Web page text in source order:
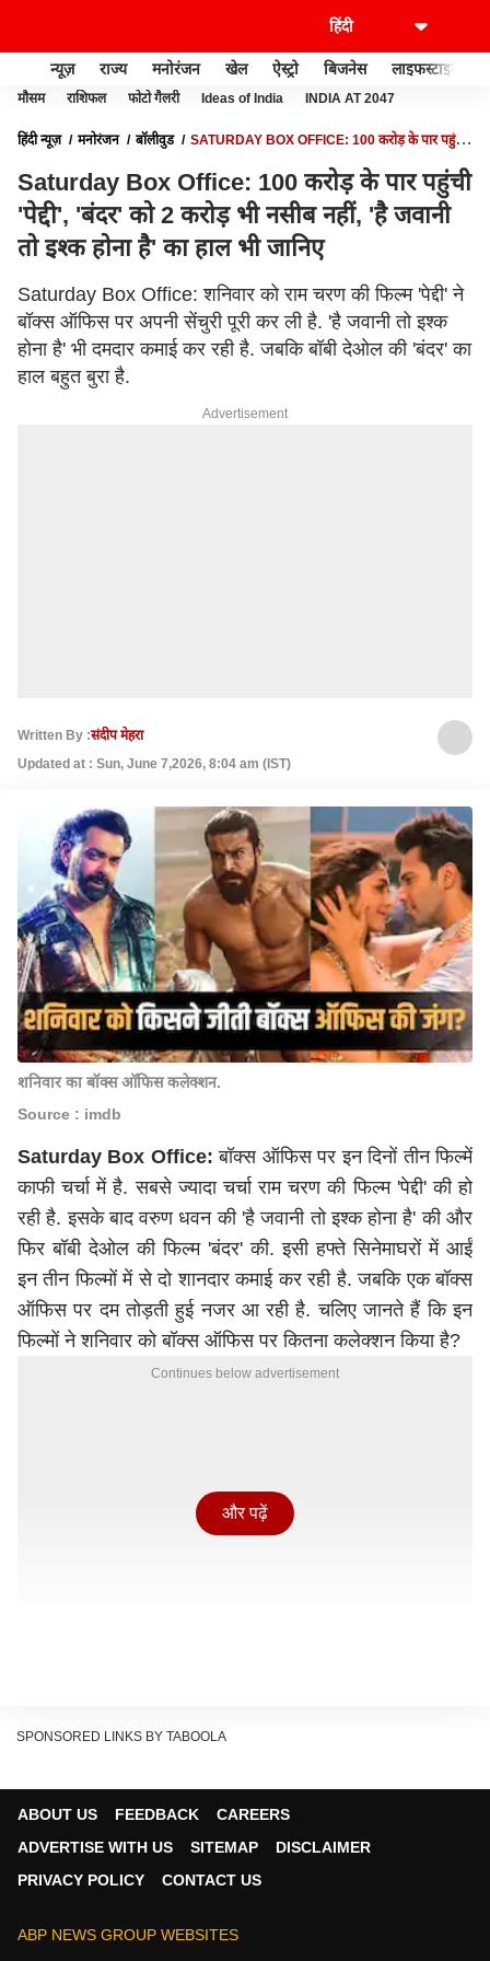
न्यूज़ राज्य मनोरंजन खेल ऐस्ट्रो बिजनेस लाइफस्टाइल
मौसम राशिफल फोटो गैलरी Ideas of India INDIA AT 2047
हिंदी न्यूज़ मनोरंजन बॉलीवुड
SATURDAY BOX OFFICE: 100 करोड़ के पार पहुंची
Saturday Box Office: 100 करोड़ के पार पहुंची
'पेद्दी', 'बंदर' को 2 करोड़ भी नसीब नहीं, 'है जवानी
तो इश्क होना है' का हाल भी जानिए
Saturday Box Office: शनिवार को राम चरण की फिल्म 'पेद्दी' ने
बॉक्स ऑफिस पर अपनी सेंचुरी पूरी कर ली है. 'है जवानी तो इश्क
होना है' भी दमदार कमाई कर रही है. जबकि बॉबी देओल की 'बंदर' का
हाल बहुत बुरा है.
Advertisement
Written By :संदीप मेहरा
Updated at : Sun, June 7,2026, 8:04 am (IST)
शनिवार का बॉक्स ऑफिस कलेक्शन.
Source : imdb
Saturday Box Office: बॉक्स ऑफिस पर इन दिनों तीन फिल्में
काफी चर्चा में है. सबसे ज्यादा चर्चा राम चरण की फिल्म 'पेद्दी' की हो
रही है. इसके बाद वरुण धवन की 'है जवानी तो इश्क होना है' की और
फिर बॉबी देओल की फिल्म 'बंदर' की. इसी हफ्ते सिनेमाघरों में आईं
इन तीन फिल्मों में से दो शानदार कमाई कर रही है. जबकि एक बॉक्स
ऑफिस पर दम तोड़ती हुई नजर आ रही है. चलिए जानते हैं कि इन
फिल्मों ने शनिवार को बॉक्स ऑफिस पर कितना कलेक्शन किया है?
Continues below advertisement
'पेद्दी' ने सिनाघरों में 4 जून को एंट्री ली थी. इसने पेड प्रिव्यू से
और पढ़ें
SPONSORED LINKS BY TABOOLA
ABOUT US FEEDBACK
CAREERS
ADVERTISE WITH US
SITEMAP
DISCLAIMER
PRIVACY POLICY
CONTACT US
ABP NEWS GROUP WEBSITES